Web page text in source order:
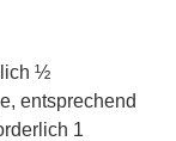
½
entsprechend
1